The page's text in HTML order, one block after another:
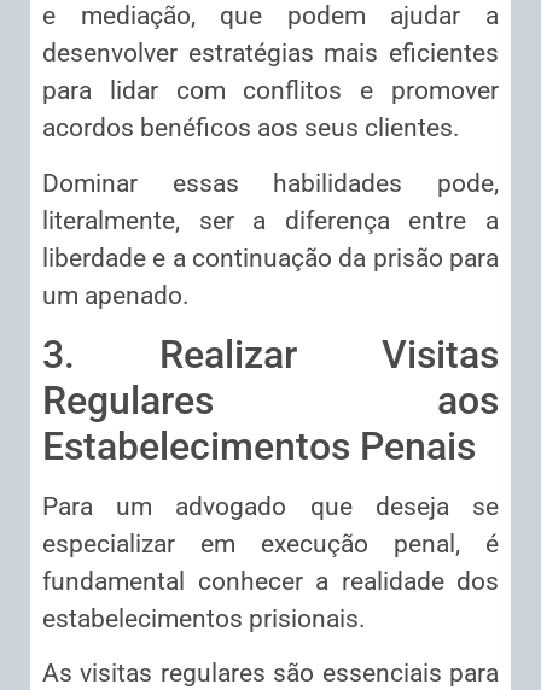
e mediação, que podem ajudar a
desenvolver estratégias mais eficientes
para lidar com conflitos e promover
acordos benéficos aos seus clientes.
Dominar essas habilidades pode,
literalmente, ser a diferença entre a
liberdade e a continuação da prisão para
um apenado.
3. Realizar Visitas
Regulares aos
Estabelecimentos Penais
Para um advogado que deseja se
especializar em execução penal, é
fundamental conhecer a realidade dos
estabelecimentos prisionais.
As visitas regulares são essenciais para